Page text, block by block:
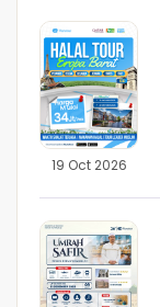
19 Oct 2026